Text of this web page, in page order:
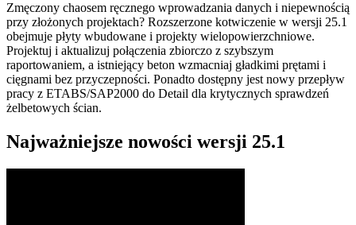
Zmęczony chaosem ręcznego wprowadzania danych i niepewnością
przy złożonych projektach? Rozszerzone kotwiczenie w wersji 25.1
obejmuje płyty wbudowane i projekty wielopowierzchniowe.
Projektuj i aktualizuj połączenia zbiorczo z szybszym
raportowaniem, a istniejący beton wzmacniaj gładkimi prętami i
cięgnami bez przyczepności. Ponadto dostępny jest nowy przepływ
pracy z ETABS/SAP2000 do Detail dla krytycznych sprawdzeń
żelbetowych ścian.
Najważniejsze nowości wersji 25.1